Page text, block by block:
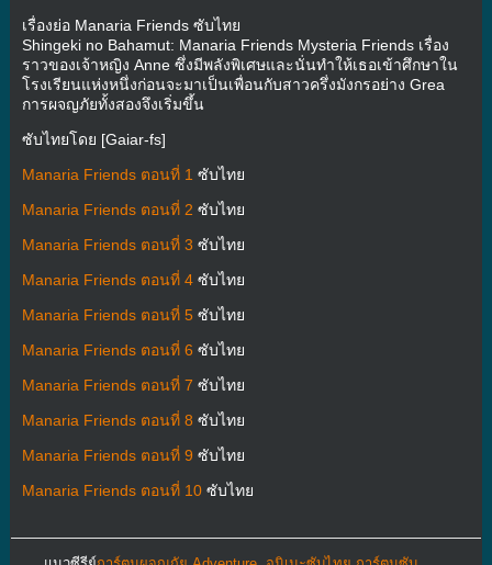
เรื่องย่อ Manaria Friends ซับไทย
Shingeki no Bahamut: Manaria Friends Mysteria Friends เรื่อง
ราวของเจ้าหญิง Anne ซึ่งมีพลังพิเศษและนั่นทำให้เธอเข้าศึกษาใน
โรงเรียนแห่งหนึ่งก่อนจะมาเป็นเพื่อนกับสาวครึ่งมังกรอย่าง Grea
การผจญภัยทั้งสองจึงเริ่มขึ้น
ซับไทยโดย [Gaiar-fs]
Manaria Friends ตอนที่ 1 ซับไทย
Manaria Friends ตอนที่ 2 ซับไทย
Manaria Friends ตอนที่ 3 ซับไทย
Manaria Friends ตอนที่ 4ซับไทย
Manaria Friends ตอนที่ 5ซับไทย
Manaria Friends ตอนที่ 6 ซับไทย
Manaria Friends ตอนที่ 7 ซับไทย
Manaria Friends ตอนที่ 8 ซับไทย
Manaria Friends ตอนที่ 9 ซับไทย
Manaria Friends ตอนที่ 10ซับไทย